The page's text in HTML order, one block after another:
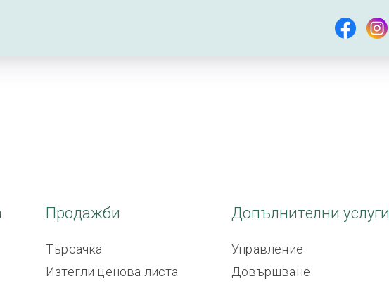
Продажби
Търсачка
Изтегли ценова листа
Допълнителни услуги
Управление
Довършване